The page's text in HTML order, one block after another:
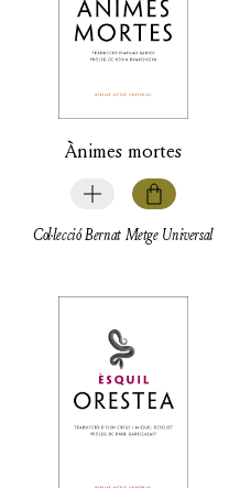
Ànimes mortes
Col·lecció Bernat Metge Universal